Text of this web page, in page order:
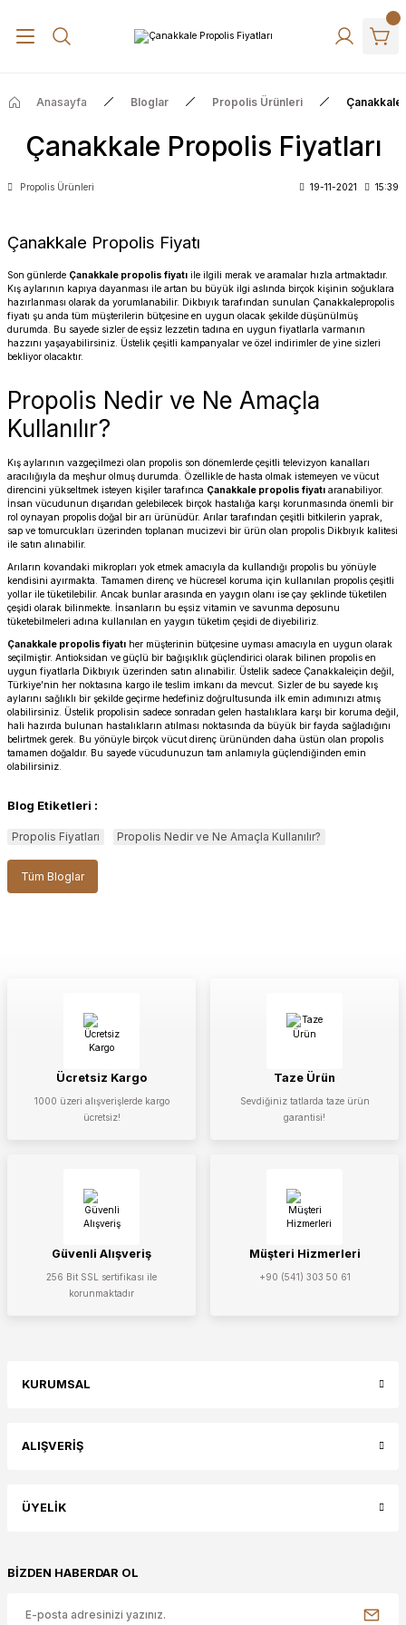
Anasayfa Bloglar Propolis Ürünleri Çanakkale
Çanakkale Propolis Fiyatları
Propolis Ürünleri 19-11-2021 15:39
Çanakkale Propolis Fiyatı
Son günlerde Çanakkale propolis fiyatı ile ilgili merak ve aramalar hızla artmaktadır.
Kış aylarının kapıya dayanması ile artan bu büyük ilgi aslında birçok kişinin soğuklara
hazırlanması olarak da yorumlanabilir. Dikbıyık tarafından sunulan Çanakkalepropolis
fiyatı şu anda tüm müşterilerin bütçesine en uygun olacak şekilde düşünülmüş
durumda. Bu sayede sizler de eşsiz lezzetin tadına en uygun fiyatlarla varmanın
hazzını yaşayabilirsiniz. Üstelik çeşitli kampanyalar ve özel indirimler de yine sizleri
bekliyor olacaktır.
Propolis Nedir ve Ne Amaçla
Kullanılır?
Kış aylarının vazgeçilmezi olan propolis son dönemlerde çeşitli televizyon kanalları
aracılığıyla da meşhur olmuş durumda. Özellikle de hasta olmak istemeyen ve vücut
direncini yükseltmek isteyen kişiler tarafınca Çanakkale propolis fiyatı aranabiliyor.
İnsan vücudunun dışarıdan gelebilecek birçok hastalığa karşı korunmasında önemli bir
rol oynayan propolis doğal bir arı ürünüdür. Arılar tarafından çeşitli bitkilerin yaprak,
sap ve tomurcukları üzerinden toplanan mucizevi bir ürün olan propolis Dikbıyık kalitesi
ile satın alınabilir.
Arıların kovandaki mikropları yok etmek amacıyla da kullandığı propolis bu yönüyle
kendisini ayırmakta. Tamamen direnç ve hücresel koruma için kullanılan propolis çeşitli
yollar ile tüketilebilir. Ancak bunlar arasında en yaygın olanı ise çay şeklinde tüketilen
çeşidi olarak bilinmekte. İnsanların bu eşsiz vitamin ve savunma deposunu
tüketebilmeleri adına kullanılan en yaygın tüketim çeşidi de diyebiliriz.
Çanakkale propolis fiyatı her müşterinin bütçesine uyması amacıyla en uygun olarak
seçilmiştir. Antioksidan ve güçlü bir bağışıklık güçlendirici olarak bilinen propolis en
uygun fiyatlarla Dikbıyık üzerinden satın alınabilir. Üstelik sadece Çanakkaleiçin değil,
Türkiye’nin her noktasına kargo ile teslim imkanı da mevcut. Sizler de bu sayede kış
aylarını sağlıklı bir şekilde geçirme hedefiniz doğrultusunda ilk emin adımınızı atmış
olabilirsiniz. Üstelik propolisin sadece sonradan gelen hastalıklara karşı bir koruma değil,
hali hazırda bulunan hastalıkların atılması noktasında da büyük bir fayda sağladığını
belirtmek gerek. Bu yönüyle birçok vücut direnç ürününden daha üstün olan propolis
tamamen doğaldır. Bu sayede vücudunuzun tam anlamıyla güçlendiğinden emin
olabilirsiniz.
Blog Etiketleri :
Propolis Fiyatları Propolis Nedir ve Ne Amaçla Kullanılır?
Tüm Bloglar
Ücretsiz Kargo
1000 üzeri alışverişlerde kargo
ücretsiz!
Taze Ürün
Sevdiğiniz tatlarda taze ürün
garantisi!
Güvenli Alışveriş
256 Bit SSL sertifikası ile
korunmaktadır
Müşteri Hizmerleri
+90 (541) 303 50 61
BİZDEN HABERDAR OL
KURUMSAL
ALIŞVERİŞ
ÜYELİK